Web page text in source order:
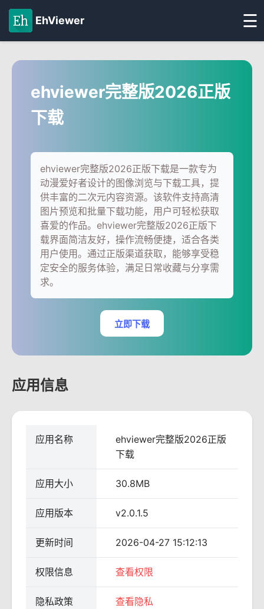
EhViewer ☰
ehviewer完整版2026正版
下载
ehviewer完整版2026正版下载是一款专为
动漫爱好者设计的图像浏览与下载工具，提
供丰富的二次元内容资源。该软件支持高清
图片预览和批量下载功能，用户可轻松获取
喜爱的作品。ehviewer完整版2026正版下
载界面简洁友好，操作流畅便捷，适合各类
用户使用。通过正版渠道获取，能够享受稳
定安全的服务体验，满足日常收藏与分享需
求。
立即下载
应用信息
应用名称
ehviewer完整版2026正版
下载
应用大小 30.8MB
应用版本 v2.0.1.5
更新时间 2026-04-27 15:12:13
权限信息 查看权限
隐私政策 查看隐私